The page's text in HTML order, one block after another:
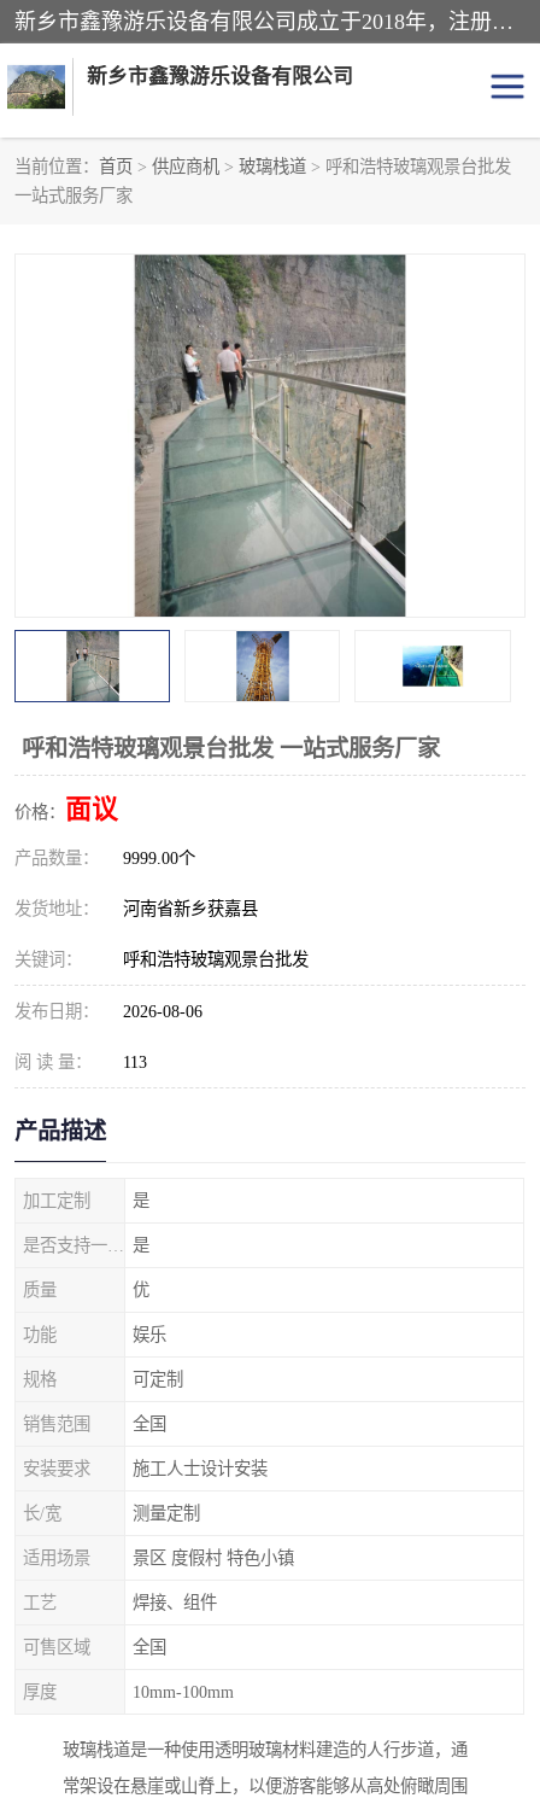
新乡市鑫豫游乐设备有限公司成立于2018年，注册地位于河南省。经营范围包括游乐设备、滑索、滑道、空中自行车、吊桥、拓展器材、攀岩器材、趣桥、悬崖秋千、网红桥、儿童乐园设备、水上乐园设备、丛林穿越设备、音乐呐喊设备、轨道滑车、栈道、玻璃滑道、观景平台、景观包装的设计、制造、销售、安装、维修，景区策划服务。
新乡市鑫豫游乐设备有限公司
当前位置： 首页 > 供应商机 > 玻璃栈道 > 呼和浩特玻璃观景台批发
一站式服务厂家
呼和浩特玻璃观景台批发 一站式服务厂家
价格： 面议
产品数量： 9999.00个
发货地址： 河南省新乡获嘉县
关键词： 呼和浩特玻璃观景台批发
发布日期： 2026-08-06
阅 读 量： 113
产品描述
加工定制 是
是
质量 优
功能 娱乐
规格 可定制
销售范围 全国
安装要求 施工人士设计安装
长/宽 测量定制
适用场景 景区 度假村 特色小镇
工艺 焊接、组件
可售区域 全国
厚度 10mm-100mm
玻璃栈道是一种使用透明玻璃材料建造的人行步道，通
常架设在悬崖或山脊上，以便游客能够从高处俯瞰周围
游乐设备
儿童乐园设备
水上乐园设备
攀岩器材
空中自行车
玻璃滑道
网红桥
丛林穿越设备
音乐呐喊设备
玻璃栈道